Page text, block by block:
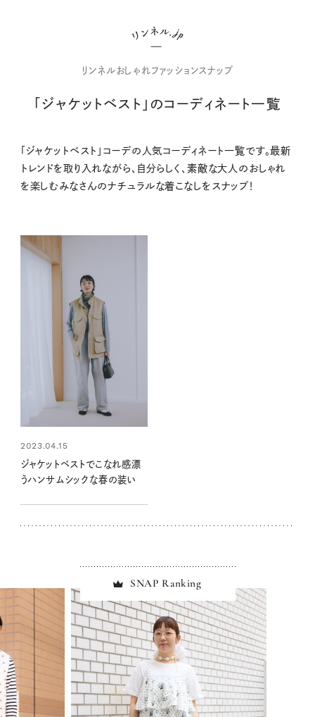
リンネルおしゃれファッションスナップ
「ジャケットベスト」のコーディネート一覧
「ジャケットベスト」コーデの人気コーディネート一覧です。最新
トレンドを取り入れながら、自分らしく、素敵な大人のおしゃれ
を楽しむみなさんのナチュラルな着こなしをスナップ！
2023.04.15
ジャケットベストでこなれ感漂
うハンサムシックな春の装い
SNAP Ranking